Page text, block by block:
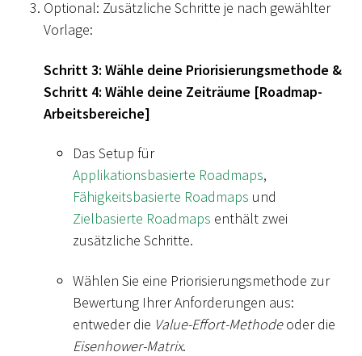
Optional: Zusätzliche Schritte je nach gewählter
Vorlage:
Schritt 3: Wähle deine Priorisierungsmethode &
Schritt 4: Wähle deine Zeiträume [Roadmap-
Arbeitsbereiche]
Das Setup für
Applikationsbasierte Roadmaps,
Fähigkeitsbasierte Roadmaps und
Zielbasierte Roadmaps enthält zwei
zusätzliche Schritte.
Wählen Sie eine Priorisierungsmethode zur
Bewertung Ihrer Anforderungen aus:
entweder die Value-Effort-Methodeoder die
Eisenhower-Matrix.